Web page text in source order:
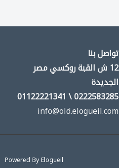
تواصل بنا
12 ش القبة روكسي مصر
الجديدة
0222583285 \ 01122221341
info@old.elogueil.com
Powered By Elogueil